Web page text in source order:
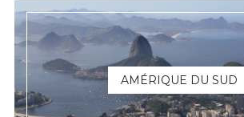
AMÉRIQUE DU SUD